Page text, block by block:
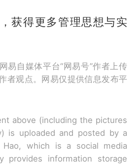
获得更多管理思想与实
易自媒体平台“网易号”作者上传
者观点。网易仅提供信息发布平
above (including the pictures
is uploaded and posted by a
Hao, which is a social media
provides information storage